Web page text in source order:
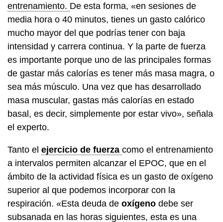
entrenamiento. De esta forma, «en sesiones de
media hora o 40 minutos, tienes un gasto calórico
mucho mayor del que podrías tener con baja
intensidad y carrera continua. Y la parte de fuerza
es importante porque uno de las principales formas
de gastar más calorías es tener más masa magra, o
sea más músculo. Una vez que has desarrollado
masa muscular, gastas más calorías en estado
basal, es decir, simplemente por estar vivo», señala
el experto.
Tanto el ejercicio de fuerza como el entrenamiento
a intervalos permiten alcanzar el EPOC, que en el
ámbito de la actividad física es un gasto de oxígeno
superior al que podemos incorporar con la
respiración. «Esta deuda de oxígeno debe ser
subsanada en las horas siguientes, esta es una